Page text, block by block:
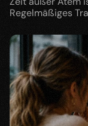
Regelmäßiges